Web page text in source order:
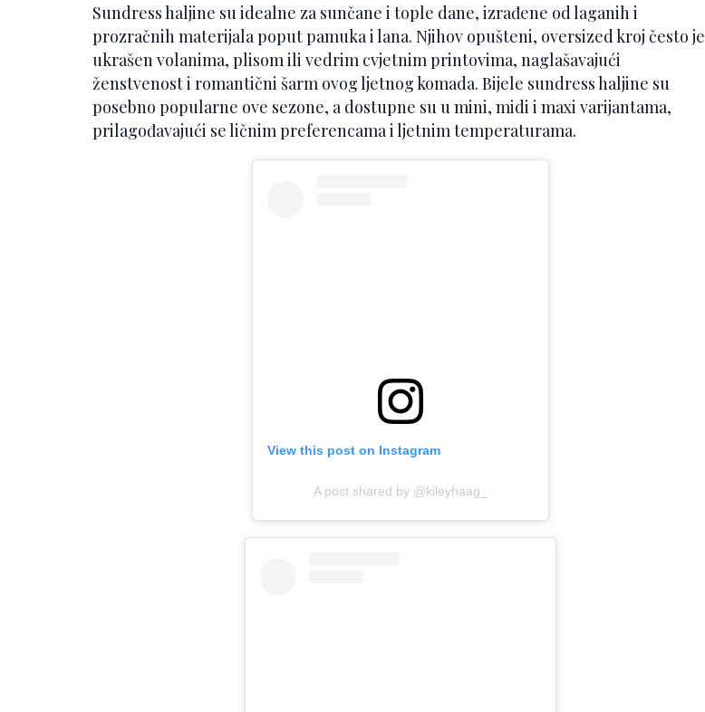
Sundress haljine su idealne za sunčane i tople dane, izrađene od laganih i
prozračnih materijala poput pamuka i lana. Njihov opušteni, oversized kroj često je
ukrašen volanima, plisom ili vedrim cvjetnim printovima, naglašavajući
ženstvenost i romantični šarm ovog ljetnog komada. Bijele sundress haljine su
posebno popularne ove sezone, a dostupne su u mini, midi i maxi varijantama,
prilagođavajući se ličnim preferencama i ljetnim temperaturama.
View this post on Instagram
A post shared by @kileyhaag_